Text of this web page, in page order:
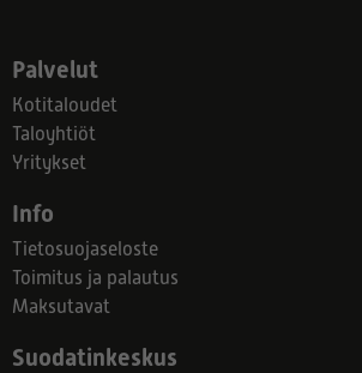
Palvelut
Kotitaloudet
Taloyhtiöt
Yritykset
Info
Tietosuojaseloste
Toimitus ja palautus
Maksutavat
Suodatinkeskus